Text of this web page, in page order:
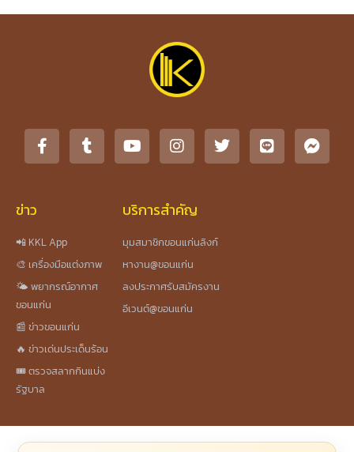
ข่าว
📲 KKL App
🎨 เครื่องมือแต่งภาพ
🌤️ พยากรณ์อากาศ
ขอนแก่น
📰 ข่าวขอนแก่น
🔥 ข่าวเด่นประเด็นร้อน
🎟️ ตรวจสลากกินแบ่ง
รัฐบาล
บริการสำคัญ
มุมสมาชิกขอนแก่นลิงก์
หางาน@ขอนแก่น
ลงประกาศรับสมัครงาน
อีเวนต์@ขอนแก่น